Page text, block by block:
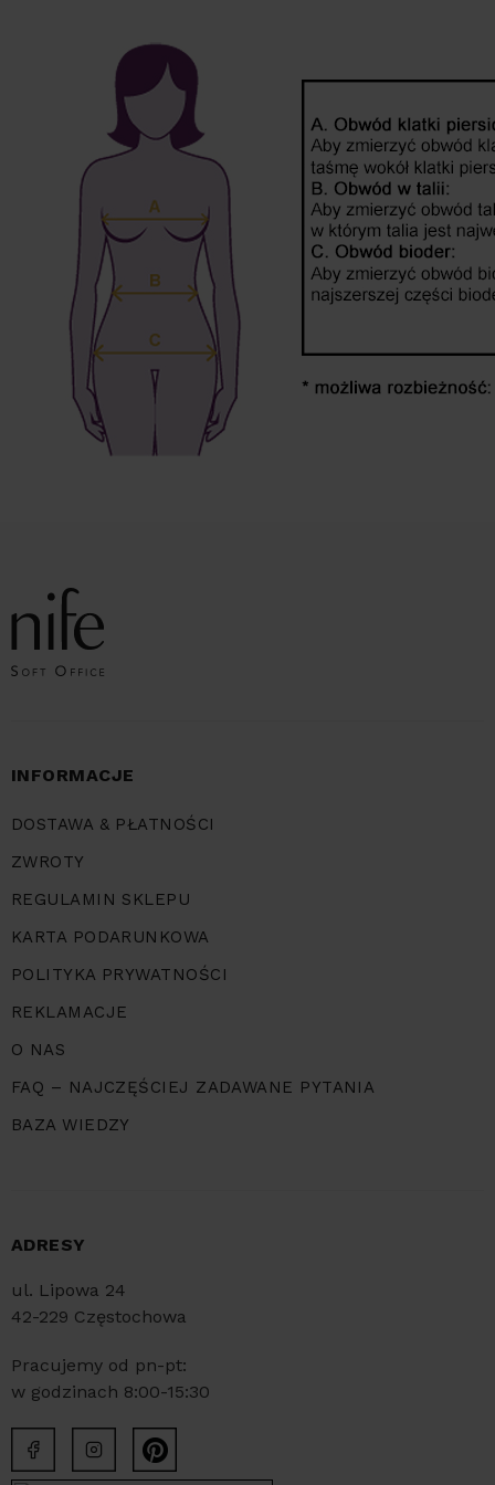
INFORMACJE
DOSTAWA & PŁATNOŚCI
ZWROTY
REGULAMIN SKLEPU
KARTA PODARUNKOWA
POLITYKA PRYWATNOŚCI
REKLAMACJE
O NAS
FAQ – NAJCZĘŚCIEJ ZADAWANE PYTANIA
BAZA WIEDZY
ADRESY
ul. Lipowa 24
42-229 Częstochowa
Pracujemy od pn-pt:
w godzinach 8:00-15:30